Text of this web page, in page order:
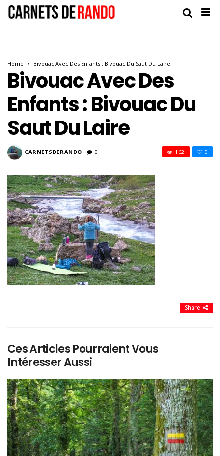
Home Bivouac Avec Des Enfants : Bivouac Du Saut Du Laire
Bivouac Avec Des
Enfants : Bivouac Du
Saut Du Laire
CARNETSDERANDO 0 0
162
Share
Ces Articles Pourraient Vous
Intéresser Aussi